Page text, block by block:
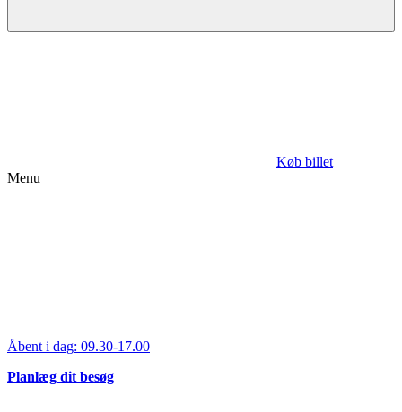
Køb billet
Menu
Åbent i dag: 09.30-17.00
Planlæg dit besøg